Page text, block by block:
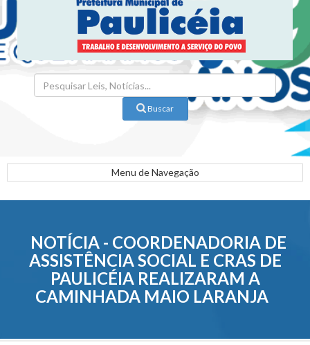
Buscar
Menu de Navegação
NOTÍCIA - COORDENADORIA DE
ASSISTÊNCIA SOCIAL E CRAS DE
PAULICÉIA REALIZARAM A
CAMINHADA MAIO LARANJA